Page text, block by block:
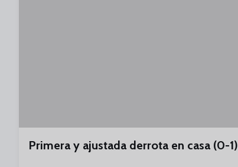
Primera y ajustada derrota en casa (0-1)